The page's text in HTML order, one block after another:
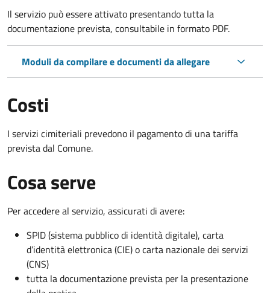
Il servizio può essere attivato presentando tutta la
documentazione prevista, consultabile in formato PDF.
Moduli da compilare e documenti da allegare
Costi
I servizi cimiteriali prevedono il pagamento di una tariffa
prevista dal Comune.
Cosa serve
Per accedere al servizio, assicurati di avere:
SPID (sistema pubblico di identità digitale), carta
d’identità elettronica (CIE) o carta nazionale dei servizi
(CNS)
tutta la documentazione prevista per la presentazione